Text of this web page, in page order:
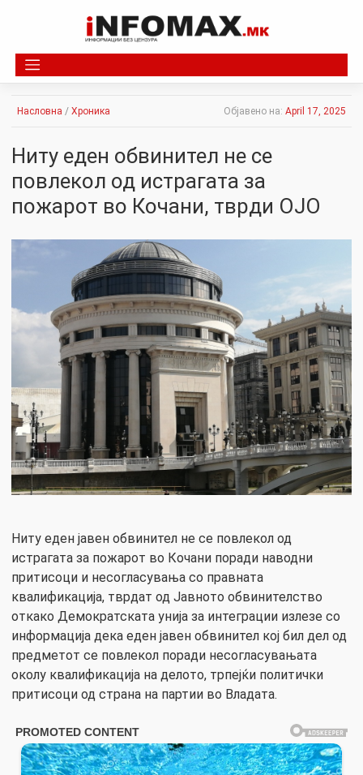
Насловна / Хроника Објавено на: April 17, 2025
Ниту еден обвинител не се
повлекол од истрагата за
пожарот во Кочани, тврди ОЈО
Ниту еден јавен обвинител не се повлекол од
истрагата за пожарот во Кочани поради наводни
притисоци и несогласувања со правната
квалификација, тврдат од Јавното обвинителство
откако Демократската унија за интеграции излезе со
информација дека еден јавен обвинител кој бил дел од
предметот се повлекол поради несогласувањата
околу квалификација на делото, трпејќи политички
притисоци од страна на партии во Владата.